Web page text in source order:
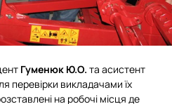
Гуменюк Ю.О. та асистент
перевірки викладачами їх
на робочі місця де